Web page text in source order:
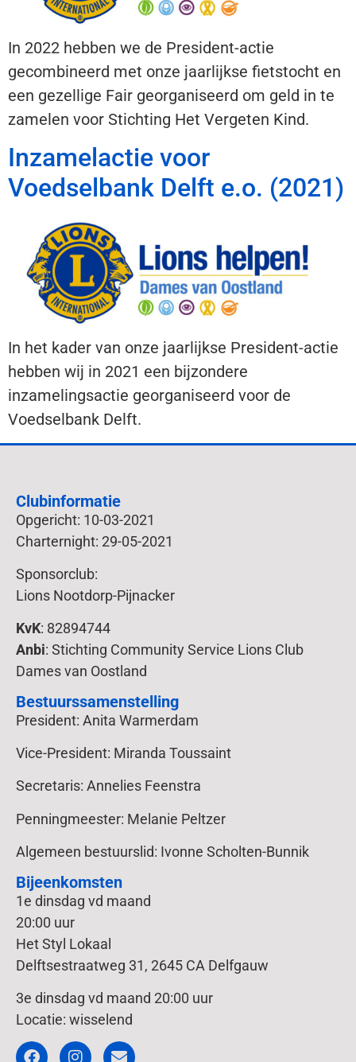
In 2022 hebben we de President-actie
gecombineerd met onze jaarlijkse fietstocht en
een gezellige Fair georganiseerd om geld in te
zamelen voor Stichting Het Vergeten Kind.
Inzamelactie voor
Voedselbank Delft e.o. (2021)
In het kader van onze jaarlijkse President-actie
hebben wij in 2021 een bijzondere
inzamelingsactie georganiseerd voor de
Voedselbank Delft.
Clubinformatie
Opgericht: 10-03-2021
Charternight: 29-05-2021
Sponsorclub:
Lions Nootdorp-Pijnacker
KvK: 82894744
Anbi: Stichting Community Service Lions Club
Dames van Oostland
Bestuurssamenstelling
President: Anita Warmerdam
Vice-President: Miranda Toussaint
Secretaris: Annelies Feenstra
Penningmeester: Melanie Peltzer
Algemeen bestuurslid: Ivonne Scholten-Bunnik
Bijeenkomsten
1e dinsdag vd maand
20:00 uur
Het Styl Lokaal
Delftsestraatweg 31, 2645 CA Delfgauw
3e dinsdag vd maand 20:00 uur
Locatie: wisselend